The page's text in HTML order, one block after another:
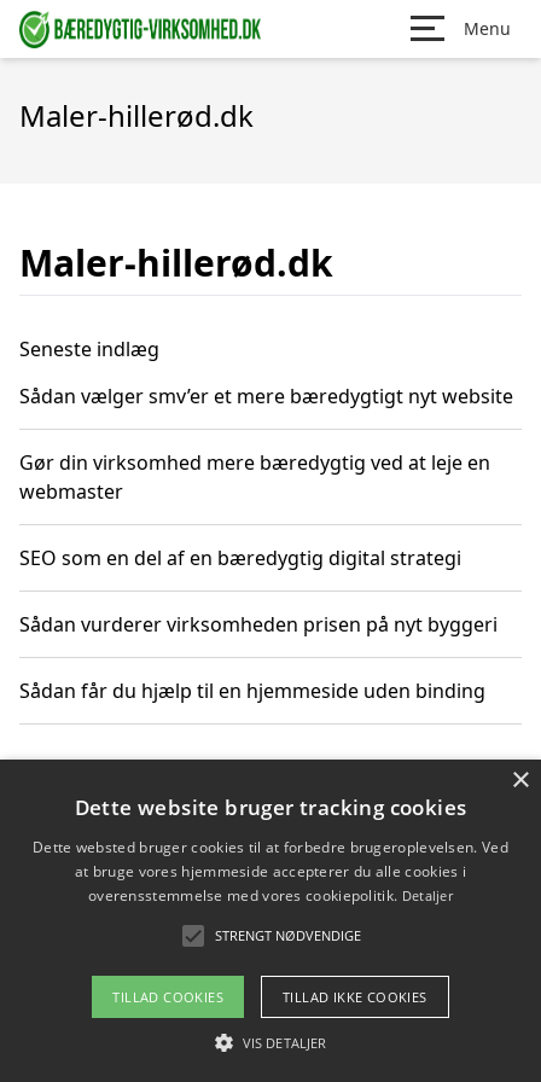
Menu
Maler-hillerød.dk
Maler-hillerød.dk
Seneste indlæg
Sådan vælger smv’er et mere bæredygtigt nyt website
Gør din virksomhed mere bæredygtig ved at leje en
webmaster
SEO som en del af en bæredygtig digital strategi
Sådan vurderer virksomheden prisen på nyt byggeri
Sådan får du hjælp til en hjemmeside uden binding
Copyright 2026 - Pilanto Aps
Om / kontakt
Blog Betingelser
×
Dette website bruger tracking cookies
Dette websted bruger cookies til at forbedre brugeroplevelsen. Ved
at bruge vores hjemmeside accepterer du alle cookies i
overensstemmelse med vores cookiepolitik. Detaljer
STRENGT NØDVENDIGE
TILLAD COOKIES TILLAD IKKE COOKIES
VIS DETALJER